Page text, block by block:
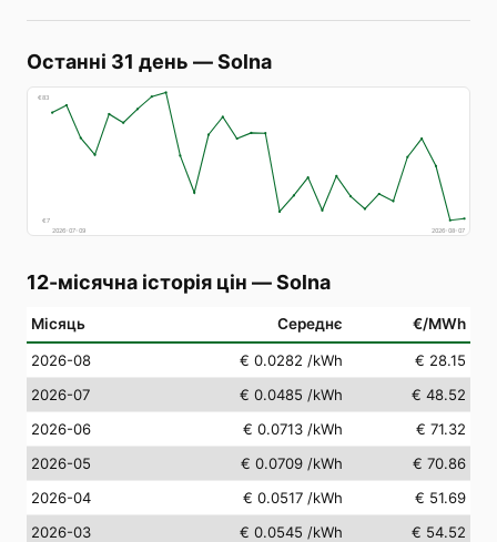
Останні 31 день —Solna
€83
€7
2026-07-09
2026-08-07
12-місячна історія цін —Solna
Місяць Середнє €/MWh
2026-08 € 0.0282 /kWh
€ 28.15
2026-07
€ 0.0485 /kWh
€ 48.52
2026-06
€ 0.0713 /kWh
€ 71.32
2026-05
€ 0.0709 /kWh
€ 70.86
2026-04
€ 0.0517 /kWh
€ 51.69
2026-03
€ 0.0545 /kWh
€ 54.52